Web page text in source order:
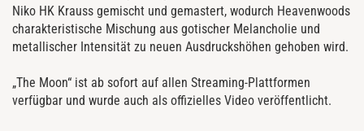
Niko HK Krauss gemischt und gemastert, wodurch Heavenwoods
charakteristische Mischung aus gotischer Melancholie und
metallischer Intensität zu neuen Ausdruckshöhen gehoben wird.
„The Moon“ ist ab sofort auf allen Streaming-Plattformen
verfügbar und wurde auch als offizielles Video veröffentlicht.